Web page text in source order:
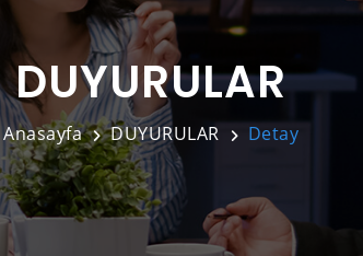
DUYURULAR
Anasayfa DUYURULAR Detay